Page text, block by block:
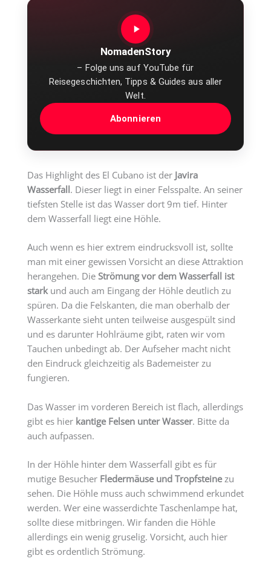
NomadenStory
– Folge uns auf YouTube für
Reisegeschichten, Tipps & Guides aus aller
Welt.
Abonnieren
Das Highlight des El Cubano ist der Javira
Wasserfall. Dieser liegt in einer Felsspalte. An seiner
tiefsten Stelle ist das Wasser dort 9m tief. Hinter
dem Wasserfall liegt eine Höhle.
Auch wenn es hier extrem eindrucksvoll ist, sollte
man mit einer gewissen Vorsicht an diese Attraktion
herangehen. Die Strömung vor dem Wasserfall ist
starkund auch am Eingang der Höhle deutlich zu
spüren. Da die Felskanten, die man oberhalb der
Wasserkante sieht unten teilweise ausgespült sind
und es darunter Hohlräume gibt, raten wir vom
Tauchen unbedingt ab. Der Aufseher macht nicht
den Eindruck gleichzeitig als Bademeister zu
fungieren.
Das Wasser im vorderen Bereich ist flach, allerdings
gibt es hier kantige Felsen unter Wasser. Bitte da
auch aufpassen.
In der Höhle hinter dem Wasserfall gibt es für
mutige Besucher Fledermäuse und Tropfsteinezu
sehen. Die Höhle muss auch schwimmend erkundet
werden. Wer eine wasserdichte Taschenlampe hat,
sollte diese mitbringen. Wir fanden die Höhle
allerdings ein wenig gruselig. Vorsicht, auch hier
gibt es ordentlich Strömung.